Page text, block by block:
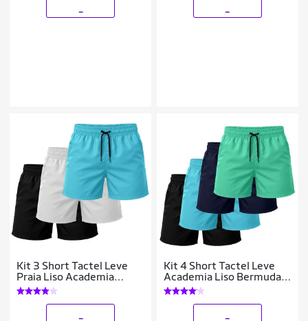
Kit 3 Short Tactel Leve
Praia Liso Academia
Bermuda Masculina
Kit 4 Short Tactel Leve
Academia Liso Bermuda
Masculina